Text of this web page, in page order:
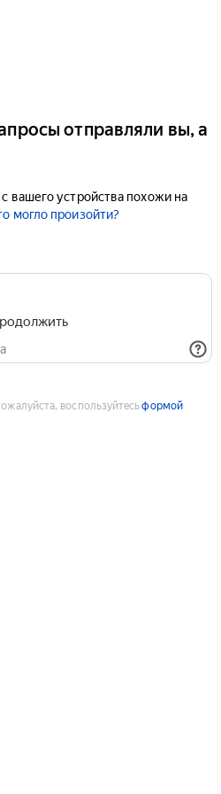
отправляли вы, а
вашего устройства похожи на
могло произойти?
воспользуйтесьформой